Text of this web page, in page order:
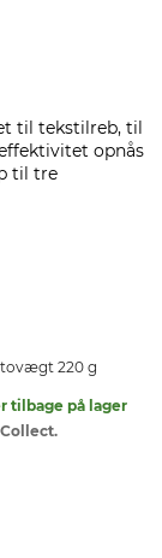
til tekstilreb, til
opnås
til tre
220 g
tilbage på lager